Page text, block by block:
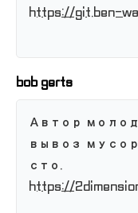
https://git.ben-
bob gerts
Автор
вывоз
сто.
https://